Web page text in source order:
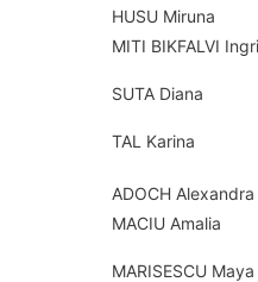
HUSU Miruna
MITI BIKFALVI
SUTA Diana
TAL Karina
ADOCH
MACIU Amalia
MARISESCU